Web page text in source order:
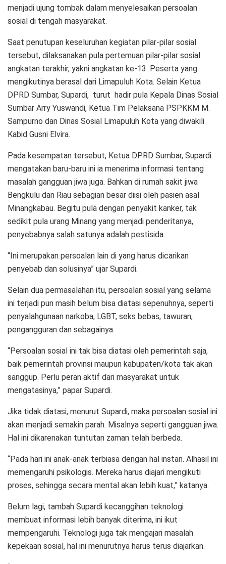
menjadi ujung tombak dalam menyelesaikan persoalan
sosial di tengah masyarakat.
Saat penutupan keseluruhan kegiatan pilar-pilar sosial
tersebut, dilaksanakan pula pertemuan pilar-pilar sosial
angkatan terakhir, yakni angkatan ke-13. Peserta yang
mengikutinya berasal dari Limapuluh Kota. Selain Ketua
DPRD Sumbar, Supardi, turut hadir pula Kepala Dinas Sosial
Sumbar Arry Yuswandi, Ketua Tim Pelaksana PSPKKM M.
Sampurno dan Dinas Sosial Limapuluh Kota yang diwakili
Kabid Gusni Elvira.
Pada kesempatan tersebut, Ketua DPRD Sumbar, Supardi
mengatakan baru-baru ini ia menerima informasi tentang
masalah gangguan jiwa juga. Bahkan di rumah sakit jiwa
Bengkulu dan Riau sebagian besar diisi oleh pasien asal
Minangkabau. Begitu pula dengan penyakit kanker, tak
sedikit pula urang Minang yang menjadi penderitanya,
penyebabnya salah satunya adalah pestisida.
“Ini merupakan persoalan lain di yang harus dicarikan
penyebab dan solusinya” ujar Supardi.
Selain dua permasalahan itu, persoalan sosial yang selama
ini terjadi pun masih belum bisa diatasi sepenuhnya, seperti
penyalahgunaan narkoba, LGBT, seks bebas, tawuran,
pengangguran dan sebagainya.
“Persoalan sosial ini tak bisa diatasi oleh pemerintah saja,
baik pemerintah provinsi maupun kabupaten/kota tak akan
sanggup. Perlu peran aktif dari masyarakat untuk
mengatasinya,” papar Supardi.
Jika tidak diatasi, menurut Supardi, maka persoalan sosial ini
akan menjadi semakin parah. Misalnya seperti gangguan jiwa.
Hal ini dikarenakan tuntutan zaman telah berbeda.
“Pada hari ini anak-anak terbiasa dengan hal instan. Alhasil ini
memengaruhi psikologis. Mereka harus diajari mengikuti
proses, sehingga secara mental akan lebih kuat,” katanya.
Belum lagi, tambah Supardi kecanggihan teknologi
membuat informasi lebih banyak diterima, ini ikut
mempengaruhi. Teknologi juga tak mengajari masalah
kepekaan sosial, hal ini menurutnya harus terus diajarkan.